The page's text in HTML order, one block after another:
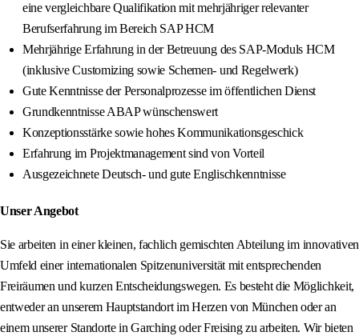
eine vergleichbare Qualifikation mit mehrjähriger relevanter
Berufserfahrung im Bereich SAP HCM
Mehrjährige Erfahrung in der Betreuung des SAP-Moduls HCM
(inklusive Customizing sowie Schemen- und Regelwerk)
Gute Kenntnisse der Personalprozesse im öffentlichen Dienst
Grundkenntnisse ABAP wünschenswert
Konzeptionsstärke sowie hohes Kommunikationsgeschick
Erfahrung im Projektmanagement sind von Vorteil
Ausgezeichnete Deutsch- und gute Englischkenntnisse
Unser Angebot
Sie arbeiten in einer kleinen, fachlich gemischten Abteilung im innovativen
Umfeld einer internationalen Spitzenuniversität mit entsprechenden
Freiräumen und kurzen Entscheidungswegen. Es besteht die Möglichkeit,
entweder an unserem Hauptstandort im Herzen von München oder an
einem unserer Standorte in Garching oder Freising zu arbeiten. Wir bieten